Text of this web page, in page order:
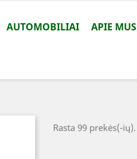
AUTOMOBILIAI APIE MUS
Rasta 99 prekės(-ių).